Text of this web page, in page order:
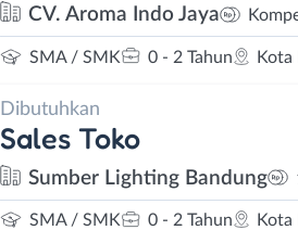
CV. Aroma Indo Jaya
SMA / SMK 0 - 2 Tahun Kota
Dibutuhkan
Sales Toko
Sumber Lighting Bandung
SMA / SMK 0 - 2 Tahun Kota